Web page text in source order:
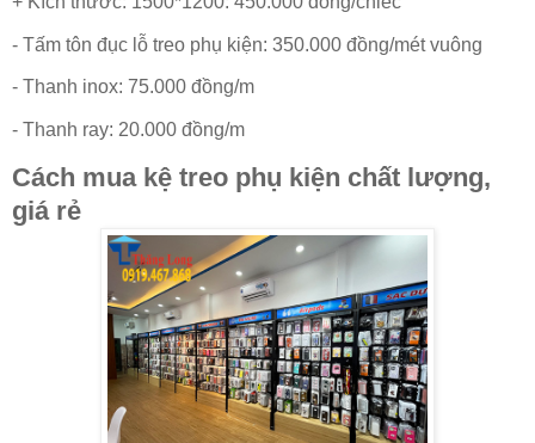
- Tấm tôn đục lỗ treo phụ kiện: 350.000 đồng/mét vuông
- Thanh inox: 75.000 đồng/m
- Thanh ray: 20.000 đồng/m
Cách mua kệ treo phụ kiện chất lượng,
giá rẻ